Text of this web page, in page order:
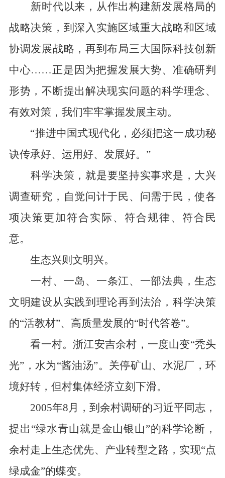
新时代以来，从作出构建新发展格局的
战略决策，到深入实施区域重大战略和区域
协调发展战略，再到布局三大国际科技创新
中心……正是因为把握发展大势、准确研判
形势，不断提出解决现实问题的科学理念、
有效对策，我们牢牢掌握发展主动。
“推进中国式现代化，必须把这一成功秘
诀传承好、运用好、发展好。”
科学决策，就是要坚持实事求是，大兴
调查研究，自觉问计于民、问需于民，使各
项决策更加符合实际、符合规律、符合民
意。
生态兴则文明兴。
一村、一岛、一条江、一部法典，生态
文明建设从实践到理论再到法治，科学决策
的“活教材”、高质量发展的“时代答卷”。
看一村。浙江安吉余村，一度山变“秃头
光”，水为“酱油汤”。关停矿山、水泥厂，环
境好转，但村集体经济立刻下滑。
2005年8月，到余村调研的习近平同志，
提出“绿水青山就是金山银山”的科学论断，
余村走上生态优先、产业转型之路，实现“点
绿成金”的蝶变。